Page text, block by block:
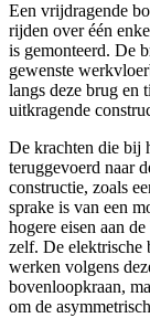
Een vrijdragende
rijden over één
is gemonteerd. De
gewenste
langs deze brug en
uitkragende
De krachten die bij
teruggevoerd naar
constructie, zoals
sprake is van een
hogere eisen aan
zelf. De elektrische
werken volgens
bovenloopkraan,
om de